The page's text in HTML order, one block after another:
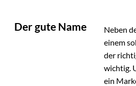
Der gute Name
Neben
einem
der
wichtig.
ein